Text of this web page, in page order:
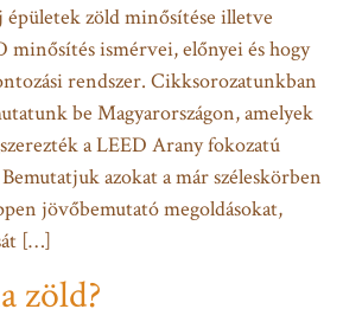
épületek zöld minősítése illetve
minősítés ismérvei, előnyei és hogy
rendszer. Cikksorozatunkban
be Magyarországon, amelyek
a LEED Arany fokozatú
azokat a már széleskörben
jövőbemutató megoldásokat,
[…]
zöld?